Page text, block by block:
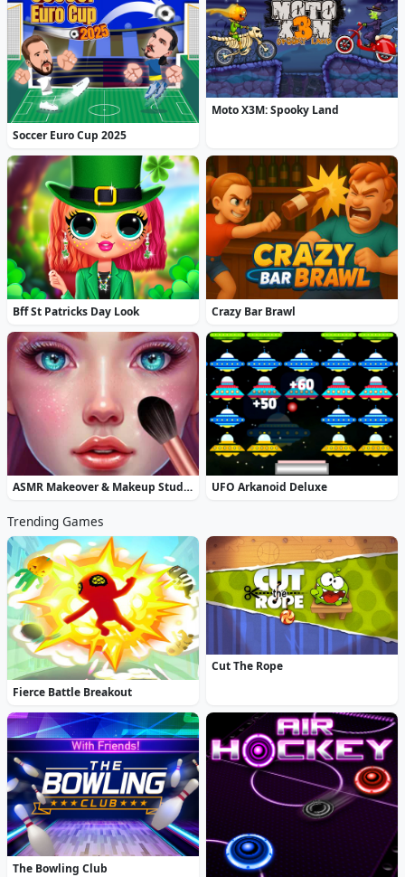
Soccer Euro Cup 2025
Moto X3M: Spooky Land
Bff St Patricks Day Look Crazy Bar Brawl
ASMR Makeover & Makeup Studio UFO Arkanoid Deluxe
Trending Games
Fierce Battle Breakout
Cut The Rope
The Bowling Club